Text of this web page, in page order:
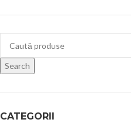
Search
CATEGORII